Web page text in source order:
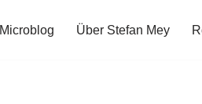
Microblog Über Stefan Mey